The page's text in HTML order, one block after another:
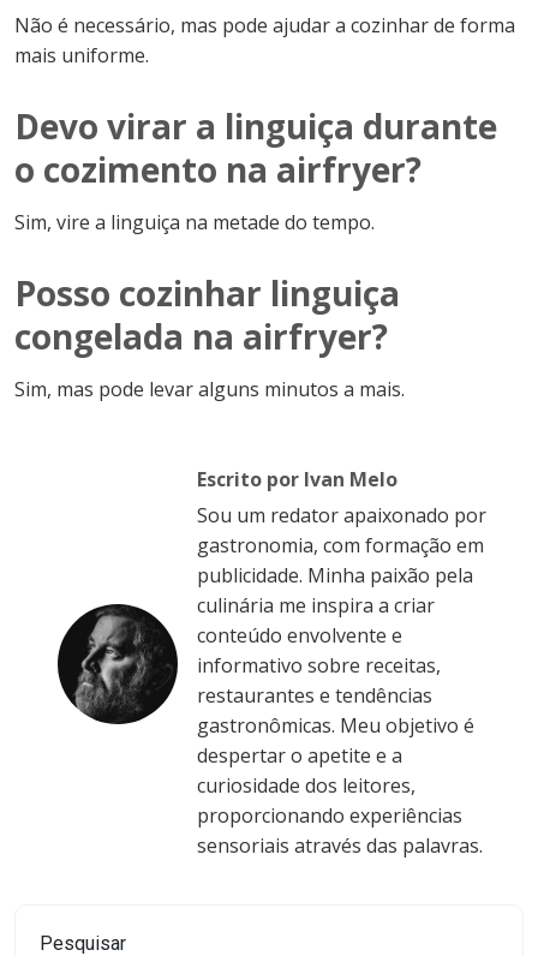
Não é necessário, mas pode ajudar a cozinhar de forma
mais uniforme.
Devo virar a linguiça durante
o cozimento na airfryer?
Sim, vire a linguiça na metade do tempo.
Posso cozinhar linguiça
congelada na airfryer?
Sim, mas pode levar alguns minutos a mais.
Escrito por Ivan Melo
Sou um redator apaixonado por
gastronomia, com formação em
publicidade. Minha paixão pela
culinária me inspira a criar
conteúdo envolvente e
informativo sobre receitas,
restaurantes e tendências
gastronômicas. Meu objetivo é
despertar o apetite e a
curiosidade dos leitores,
proporcionando experiências
sensoriais através das palavras.
Pesquisar